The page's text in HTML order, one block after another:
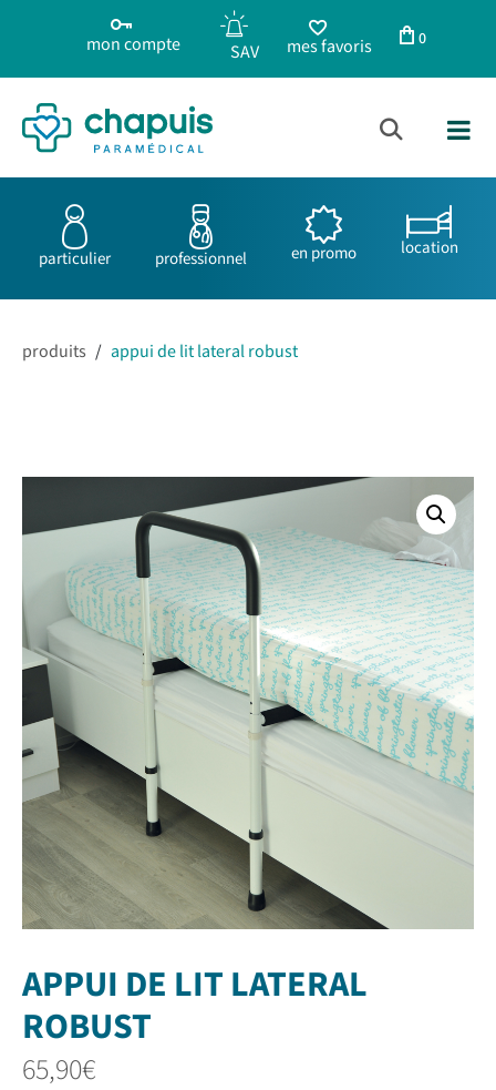
mon compte mes favoris 0
particulier professionnel en promo location
produits / appui de lit lateral robust
APPUI DE LIT LATERAL
ROBUST
65,90€